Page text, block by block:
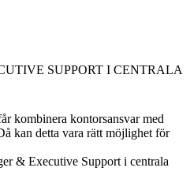
SUPPORT I CENTRALA
kombinera kontorsansvar med
kan detta vara rätt möjlighet för
& Executive Support i centrala